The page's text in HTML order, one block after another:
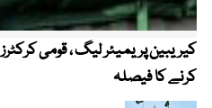
کرنے کا فیصلہ